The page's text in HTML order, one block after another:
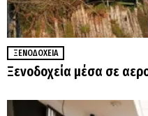
ΞΕΝΟΔΟΧΕΊΑ
Ξενοδοχεία μέσα σε